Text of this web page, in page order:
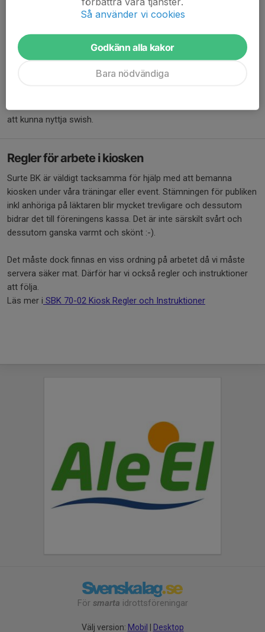
Det går att betala med kontanter eller med Swish i Surte
BKs kiosk inne i Ale Arena.
att kunna nyttja swish.
Regler för arbete i kiosken
Surte BK är väldigt tacksamma för hjälp med att bemanna
kiosken under våra träningar eller event. Stämningen för publiken
inkl anhöriga på läktaren blir mycket trevligare och dessutom
bidrar det till föreningens kassa. Det är inte särskilt svårt och
dessutom ganska varmt och skönt :-).
Det måste dock finnas en viss ordning på arbetet då vi måste
servera säker mat. Därför har vi också regler och instruktioner
att följa.
Läs mer i SBK 70-02 Kiosk Regler och Instruktioner
För smarta idrottsföreningar
Välj version: Mobil Desktop
Så använder vi cookies
Godkänn alla kakor
Bara nödvändiga